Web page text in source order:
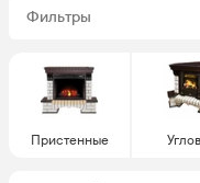
Пристенные
Фильтры